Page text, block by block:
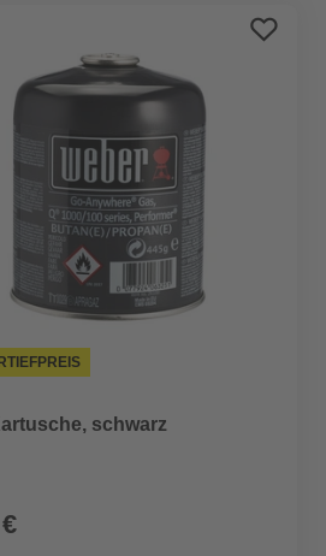
Preis absteigend
Bewertung
schwarz